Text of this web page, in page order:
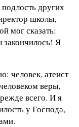
других
школы,
мог сказать:
закончилось! Я
человек, атеист
веры,
всего. И я
у Господа,